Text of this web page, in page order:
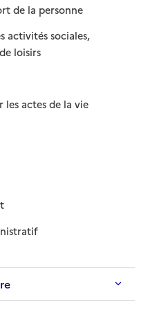
de la personne: disponible
: non disponible
activités sociales,
loisirs
: disponible
: non disponible
actes de la vie
disponible
: disponible
: non disponible